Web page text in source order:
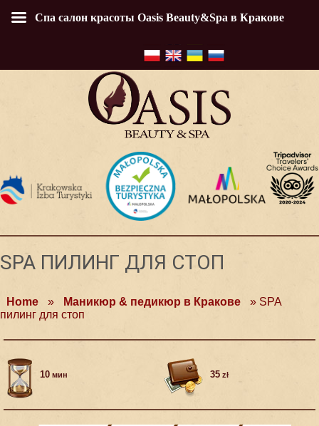
SPA ПИЛИНГ ДЛЯ СТОП
Home » Маникюр & педикюр в Кракове » SPA
пилинг для стоп
10 мин 35 zł
Спа салон красоты Oasis Beauty&Spa в Кракове